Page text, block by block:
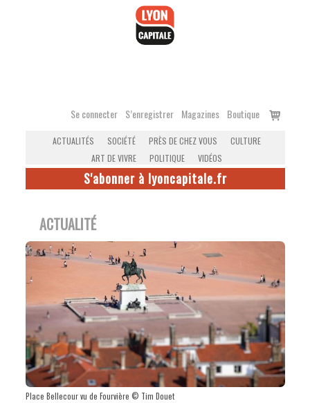
Se connecter S’enregistrer Magazines Boutique
Voir
ACTUALITÉS SOCIÉTÉ PRÈS DE CHEZ VOUS
CULTURE
ART DE VIVRE
POLITIQUE VIDÉOS
S'abonner à lyoncapitale.fr
ACTUALITÉ
Place Bellecour vu de Fourvière © Tim Douet